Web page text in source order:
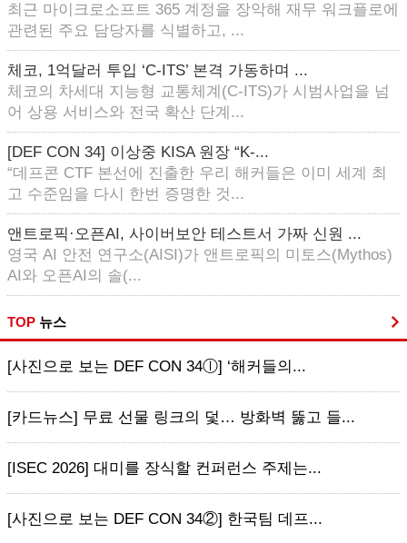
최근 마이크로소프트 365 계정을 장악해 재무 워크플로에
관련된 주요 담당자를 식별하고, ...
체코, 1억달러 투입 ‘C-ITS’ 본격 가동하며 ...
체코의 차세대 지능형 교통체계(C-ITS)가 시범사업을 넘
어 상용 서비스와 전국 확산 단계...
[DEF CON 34] 이상중 KISA 원장 “K-...
“데프콘 CTF 본선에 진출한 우리 해커들은 이미 세계 최
고 수준임을 다시 한번 증명한 것...
앤트로픽·오픈AI, 사이버보안 테스트서 가짜 신원 ...
영국 AI 안전 연구소(AISI)가 앤트로픽의 미토스(Mythos)
AI와 오픈AI의 솔(...
TOP 뉴스
[사진으로 보는 DEF CON 34ⓛ] ‘해커들의...
[카드뉴스] 무료 선물 링크의 덫… 방화벽 뚫고 들...
[ISEC 2026] 대미를 장식할 컨퍼런스 주제는...
[사진으로 보는 DEF CON 34②] 한국팀 데프...